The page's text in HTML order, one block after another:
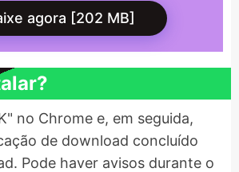
agora [202 MB]
no Chrome e, em seguida,
de download concluído
Pode haver avisos durante o